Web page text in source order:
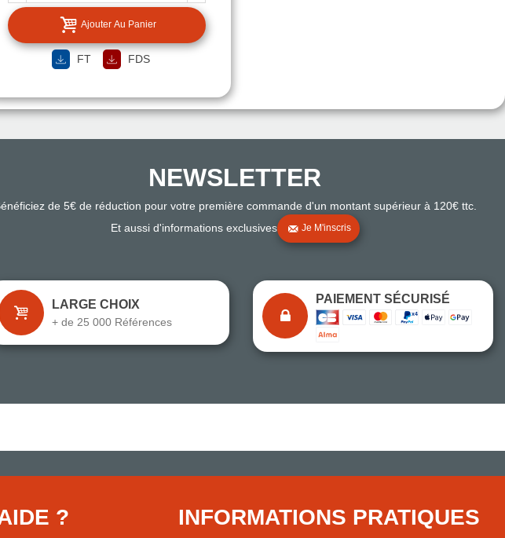
Ajouter Au Panier
FT FDS
● Exceptionnel
● Exceptionnel
NEWSLETTER
de 5€ de réduction pour votre première commande d'un montant supérieur à 120€ ttc.
Et aussi d'informations exclusives
Je M'inscris
LARGE CHOIX
+ de 25 000 Références
PAIEMENT SÉCURISÉ
? INFORMATIONS PRATIQUES